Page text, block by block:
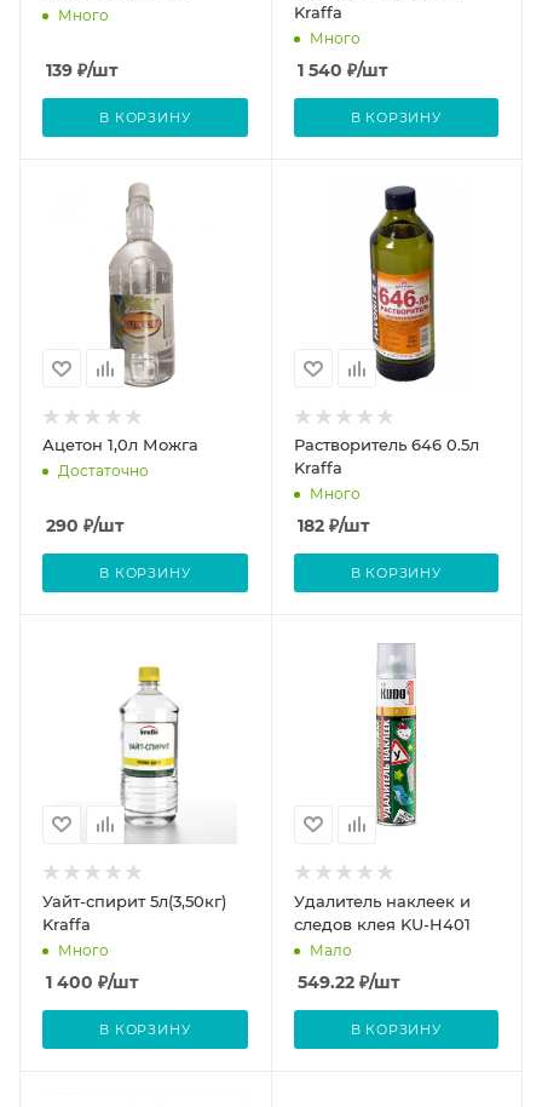
Много
139 ₽/шт
В КОРЗИНУ
Kraffa
Много
1 540 ₽/шт
В КОРЗИНУ
Ацетон 1,0л Можга
Достаточно
290 ₽/шт
В КОРЗИНУ
Растворитель 646 0.5л
Kraffa
Много
182₽/шт
В КОРЗИНУ
Уайт-спирит 5л(3,50кг)
Kraffa
Много
1 400 ₽/шт
В КОРЗИНУ
Удалитель наклеек и
следов клея KU-H401
Мало
549.22₽/шт
В КОРЗИНУ